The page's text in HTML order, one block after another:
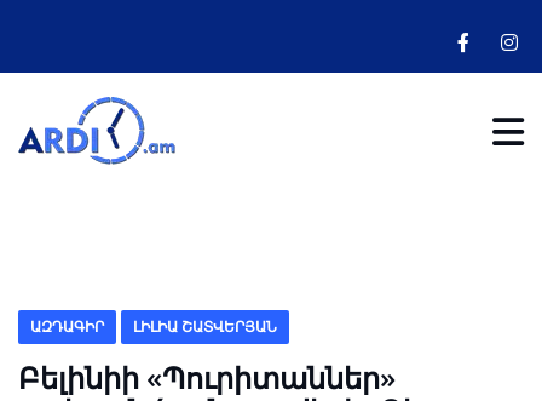
ԱԶԴԱԳԻՐ ԼԻԼԻԱ ՇԱՏՎԵՐՅԱՆ
Բելինիի «Պուրիտաններ»